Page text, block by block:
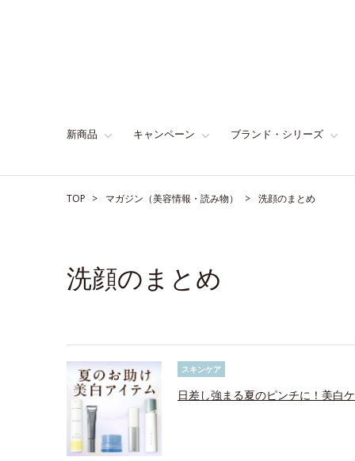
新商品 キャンペーン ブランド・シリーズ
TOP マガジン（美容情報・読み物） 洗顔のまとめ
洗顔のまとめ
スキンケア
日差し強まる夏のピンチに！美白